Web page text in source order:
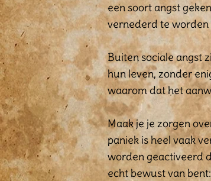
een soort angst
vernederd te worden
Buiten sociale angst
hun leven, zonder
waarom dat het
Maak je je zorgen
paniek is heel vaak
worden geactiveerd
echt bewust van